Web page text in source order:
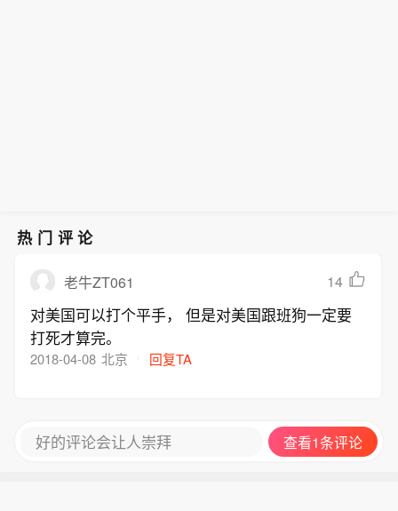
热门评论
老牛ZT061 14
对美国可以打个平手， 但是对美国跟班狗一定要
打死才算完。
2018-04-08 北京 回复TA
好的评论会让人崇拜 查看1条评论